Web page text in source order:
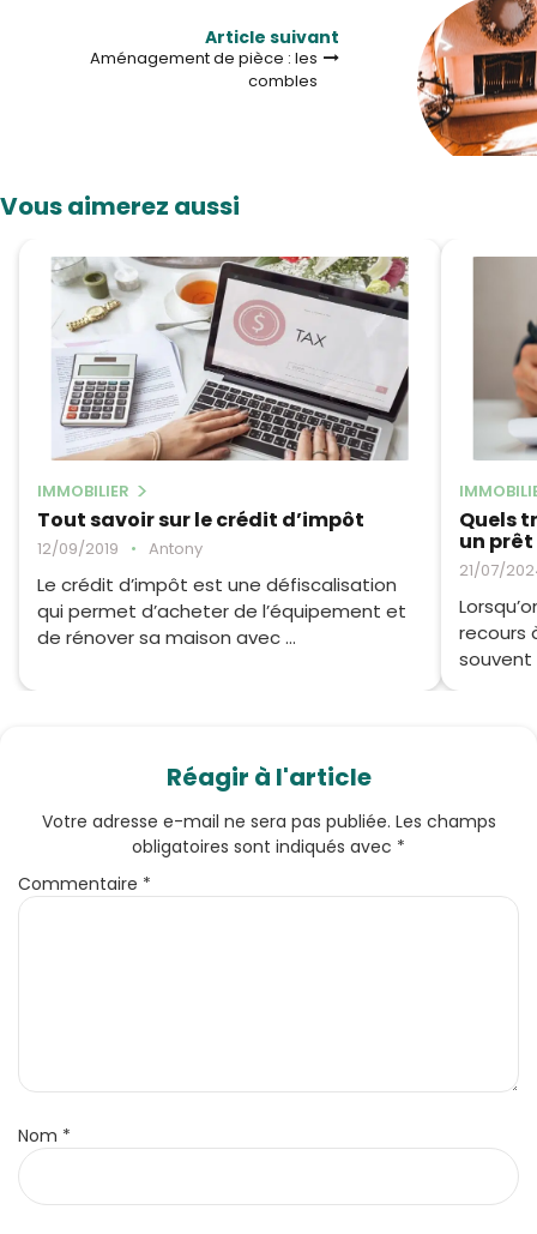
Article suivant
Aménagement de pièce : les
combles
Vous aimerez aussi
IMMOBILIER
Tout savoir sur le crédit d’impôt
12/09/2019 • Antony
Le crédit d’impôt est une défiscalisation
qui permet d’acheter de l’équipement et
de rénover sa maison avec ...
Quels
un
21/07/
recours
souvent
Réagir à l'article
Votre adresse e-mail ne sera pas publiée. Les champs
obligatoires sont indiqués avec *
Commentaire *
Nom *